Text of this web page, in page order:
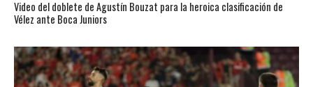
Video del doblete de Agustín Bouzat para la heroica clasificación de
Vélez ante Boca Juniors